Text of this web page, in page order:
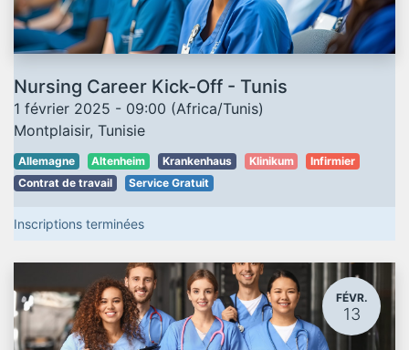
Nursing Career Kick-Off - Tunis
1 février 2025 - 09:00 (Africa/Tunis)
Montplaisir, Tunisie
Allemagne Altenheim Krankenhaus Klinikum
Infirmier
Contrat de travail
Service Gratuit
Inscriptions terminées
FÉVR.
13